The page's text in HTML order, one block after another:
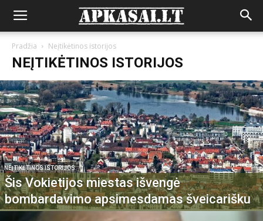
Pradžia Neįtikėtinos istorijos
NEĮTIKĖTINOS ISTORIJOS
NEĮTIKĖTINOS ISTORIJOS
Šis Vokietijos miestas išvengė
bombardavimo apsimesdamas šveicarišku